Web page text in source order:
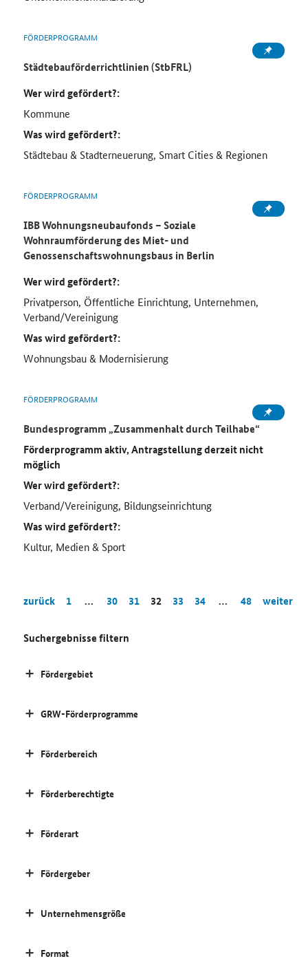
FÖRDERPROGRAMM
Städtebauförderrichtlinien (StbFRL)
Wer wird gefördert?:
Kommune
Was wird gefördert?:
Städtebau & Stadterneuerung, Smart Cities & Regionen
FÖRDERPROGRAMM
IBB Wohnungsneubaufonds – Soziale
Wohnraumförderung des Miet- und
Genossenschaftswohnungsbaus in Berlin
Wer wird gefördert?:
Privatperson, Öffentliche Einrichtung, Unternehmen,
Verband/Vereinigung
Was wird gefördert?:
Wohnungsbau & Modernisierung
FÖRDERPROGRAMM
Bundesprogramm„Zusammenhalt durch Teilhabe“
Förderprogramm aktiv, Antragstellung derzeit nicht
möglich
Wer wird gefördert?:
Verband/Vereinigung, Bildungseinrichtung
Was wird gefördert?:
Kultur, Medien & Sport
zurück 1 … 30 31 32 33 34 … 48 weiter
Suchergebnisse filtern
Fördergebiet
GRW-Förderprogramme
Förderbereich
Förderberechtigte
Förderart
Fördergeber
Unternehmensgröße
Format